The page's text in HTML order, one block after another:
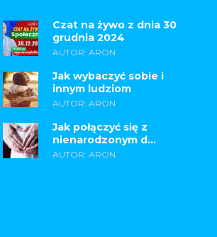
Czat na żywo z dnia 30
grudnia 2024
AUTOR: ARON
Jak wybaczyć sobie i
innym ludziom
AUTOR: ARON
Jak połączyć się z
nienarodzonym d...
AUTOR: ARON